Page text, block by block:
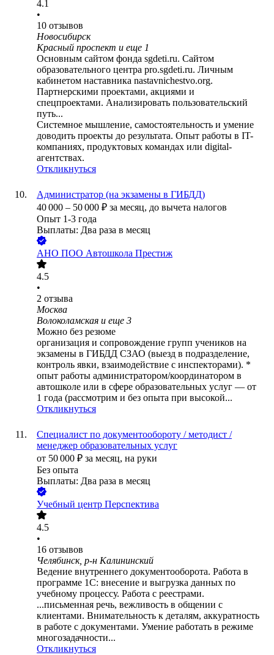
4.1
•
10 отзывов
Новосибирск
Красный проспект и еще 1
Основным сайтом фонда sgdeti.ru. Сайтом
образовательного центра pro.sgdeti.ru. Личным
кабинетом наставника nastavnichestvo.org.
Партнерскими проектами, акциями и
спецпроектами. Анализировать пользовательский
путь...
Системное мышление, самостоятельность и умение
доводить проекты до результата. Опыт работы в IT-
компаниях, продуктовых командах или digital-
агентствах.
Откликнуться
Администратор (на экзамены в ГИБДД)
40 000 – 50 000 ₽ за месяц, до вычета налогов
Опыт 1-3 года
Выплаты: Два раза в месяц
АНО ПОО Автошкола Престиж
4.5
•
2 отзыва
Москва
Волоколамская и еще 3
Можно без резюме
организация и сопровождение групп учеников на
экзамены в ГИБДД СЗАО (выезд в подразделение,
контроль явки, взаимодействие с инспекторами). *
опыт работы администратором/координатором в
автошколе или в сфере образовательных услуг — от
1 года (рассмотрим и без опыта при высокой...
Откликнуться
Специалист по документообороту / методист /
менеджер образовательных услуг
от 50 000 ₽ за месяц, на руки
Без опыта
Выплаты: Два раза в месяц
Учебный центр Перспектива
4.5
•
16 отзывов
Челябинск, р-н Калининский
Ведение внутреннего документооборота. Работа в
программе 1С: внесение и выгрузка данных по
учебному процессу. Работа с реестрами.
...письменная речь, вежливость в общении с
клиентами. Внимательность к деталям, аккуратность
в работе с документами. Умение работать в режиме
многозадачности...
Откликнуться